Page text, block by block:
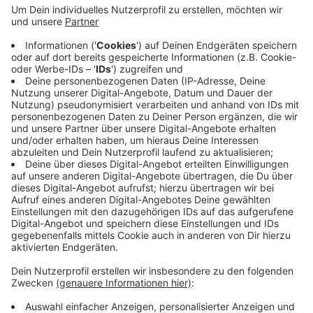
Anzeige
Der Kreis Coesfeld hat entschieden, die Verwaltung
zwischen den Jahren zu schließen. Dazu gehören unter
anderem die KfZ-Zulassungsstellen in Dülmen,
Lüdighausen und Coesfeld. In den vergangenen Jahren
hatten viele Verwaltungen in dieser Zeit
Betriebsferien unter anderem um Überstunden der
Mitarbeiter abzubauen.
Anzeige